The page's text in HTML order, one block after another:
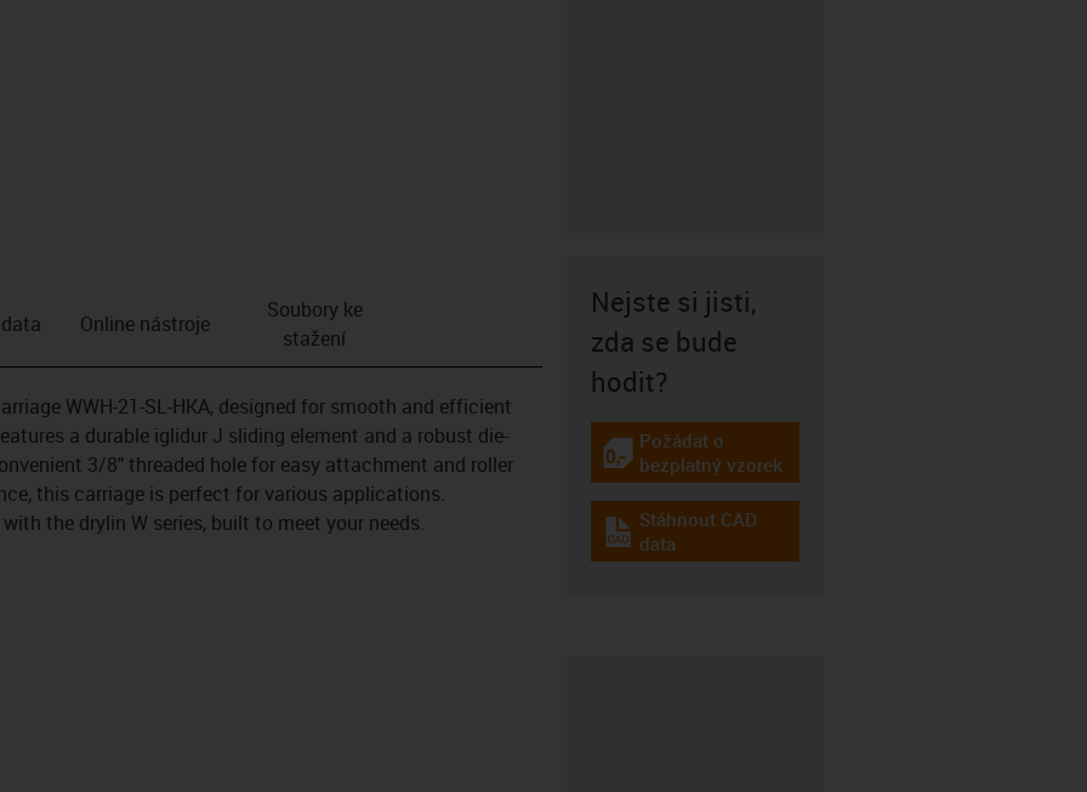
Online nástroje
Soubory ke
stažení
WWH-21-SL-HKA, designed for smooth and efficient
a durable iglidur J sliding element and a robust die-
3/8" threaded hole for easy attachment and roller
this carriage is perfect for various applications.
the drylin W series, built to meet your needs.
Nejste si jisti,
zda se bude
hodit?
igus-icon-gratismuster
Požádat o
bezplatný vzorek
igus-icon-cad-dateien
Stáhnout CAD
data